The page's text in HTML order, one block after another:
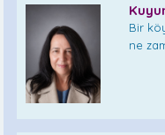
Bir
ne